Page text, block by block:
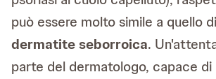
può essere molto simile a quello
dermatite seborroica.
parte del dermatologo, capace di